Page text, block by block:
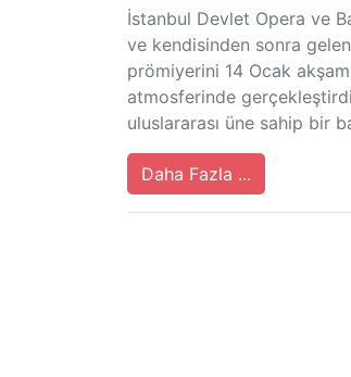
İstanbul Devlet Opera ve
ve kendisinden sonra
prömiyerini 14 Ocak
atmosferinde
uluslararası üne sahip bir
Daha Fazla ...